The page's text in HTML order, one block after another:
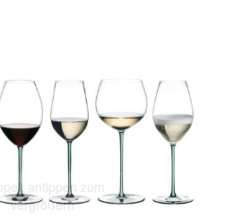
antippen zum
vergrößern